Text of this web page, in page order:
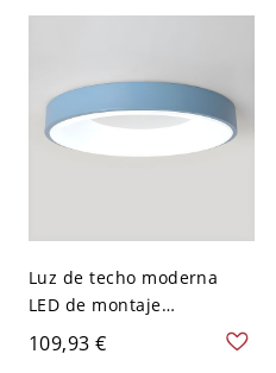
120 V
Luz de techo moderna
LED de montaje
empotrado en círculo de
acrílico - Luminaria
109,93 €